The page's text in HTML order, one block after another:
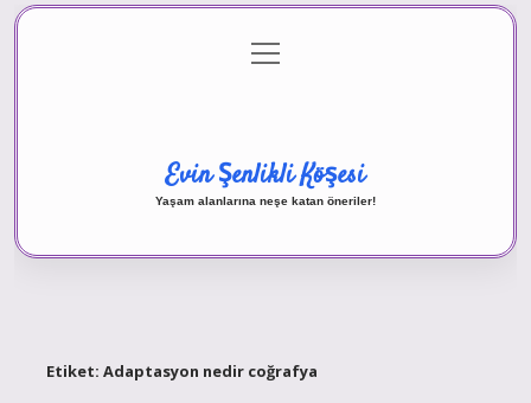
Gizlilik Politikası
menüyü
aç
Evin Şenlikli Köşesi
Yaşam alanlarına neşe katan öneriler!
Etiket: Adaptasyon nedir coğrafya